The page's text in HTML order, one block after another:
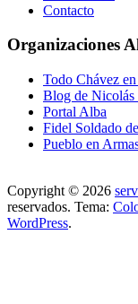
Contacto
Organizaciones
Todo Chávez
Blog de Nicolás
Portal Alba
Fidel Soldado
Pueblo en
Copyright © 2026
reservados. Tema:
WordPress.